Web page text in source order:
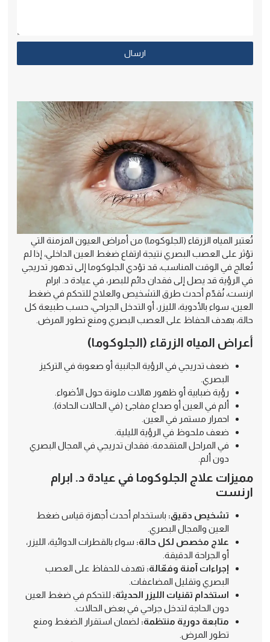
تُعتبر المياه الزرقاء (الجلوكوما) من أمراض العيون المزمنة التي
تؤثر على العصب البصري نتيجة ارتفاع ضغط العين الداخلي، إذا لم
تُعالج في الوقت المناسب، قد تؤدي الجلوكوما إلى تدهور تدريجي
في الرؤية قد يصل إلى فقدان دائم للبصر، في عيادة د. ابرام
ارنست، نُقدّم أحدث طرق التشخيص والعلاج للتحكم في ضغط
العين، سواء بالأدوية، الليزر، أو التدخل الجراحي، حسب طبيعة كل
حالة، بهدف الحفاظ على العصب البصري ومنع تطور المرض.
أعراض المياه الزرقاء (الجلوكوما)
ضعف تدريجي في الرؤية الجانبية أو صعوبة في التركيز
البصري.
رؤية ضبابية أو ظهور هالات ملونة حول الأضواء.
ألم في العين أو صداع مفاجئ (في الحالات الحادة).
احمرار مستمر في العين.
ضعف ملحوظ في الرؤية الليلية.
في المراحل المتقدمة: فقدان تدريجي في المجال البصري
دون ألم.
مميزات علاج الجلوكوما في عيادة د. ابرام
ارنست
تشخيص دقيق: باستخدام أحدث أجهزة قياس ضغط
العين والمجال البصري.
علاج مخصص لكل حالة: سواء بالقطرات الدوائية، الليزر،
أو الجراحة الدقيقة.
إجراءات آمنة وفعّالة: تهدف للحفاظ على العصب
البصري وتقليل المضاعفات.
استخدام تقنيات الليزر الحديثة: للتحكم في ضغط العين
دون الحاجة لتدخل جراحي في بعض الحالات.
متابعة دورية منتظمة: لضمان استقرار الضغط ومنع
تطور المرض.
ارسال